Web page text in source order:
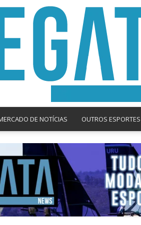
News
DE NOTÍCIAS OUTROS ESPORTES